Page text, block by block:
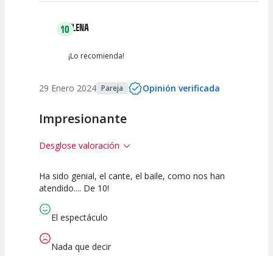
10ELENA
¡Lo recomienda!
29 Enero 2024 Pareja Opinión verificada
Impresionante
Desglose valoración
10
Espectáculo
10 10
Ha sido genial, el cante, el baile, como nos han
atendido.... De 10!
El espectáculo
Nada que decir